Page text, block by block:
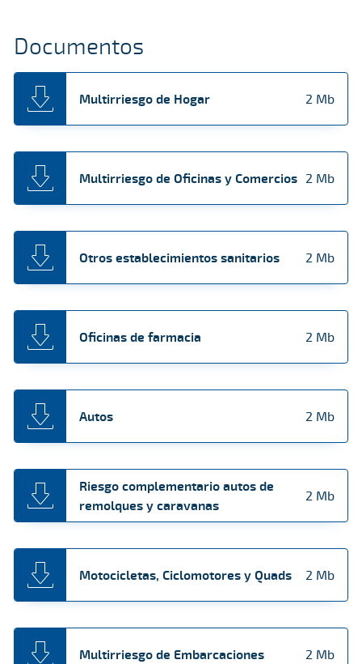
Documentos
Multirriesgo de Hogar 2 Mb
Multirriesgo de Oficinas y Comercios 2 Mb
Otros establecimientos sanitarios 2 Mb
Oficinas de farmacia 2 Mb
Autos 2 Mb
Riesgo complementario autos de
remolques y caravanas
2 Mb
Motocicletas, Ciclomotores y Quads 2 Mb
Multirriesgo de Embarcaciones 2 Mb